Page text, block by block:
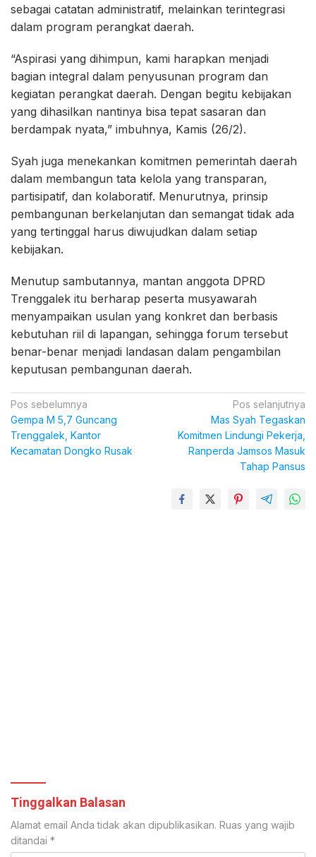
sebagai catatan administratif, melainkan terintegrasi
dalam program perangkat daerah.
“Aspirasi yang dihimpun, kami harapkan menjadi
bagian integral dalam penyusunan program dan
kegiatan perangkat daerah. Dengan begitu kebijakan
yang dihasilkan nantinya bisa tepat sasaran dan
berdampak nyata,” imbuhnya, Kamis (26/2).
Syah juga menekankan komitmen pemerintah daerah
dalam membangun tata kelola yang transparan,
partisipatif, dan kolaboratif. Menurutnya, prinsip
pembangunan berkelanjutan dan semangat tidak ada
yang tertinggal harus diwujudkan dalam setiap
kebijakan.
Menutup sambutannya, mantan anggota DPRD
Trenggalek itu berharap peserta musyawarah
menyampaikan usulan yang konkret dan berbasis
kebutuhan riil di lapangan, sehingga forum tersebut
benar-benar menjadi landasan dalam pengambilan
keputusan pembangunan daerah.
Navigasi
pos
Pos sebelumnya
Gempa M 5,7 Guncang
Trenggalek, Kantor
Kecamatan Dongko Rusak
Pos selanjutnya
Mas Syah Tegaskan
Komitmen Lindungi Pekerja,
Ranperda Jamsos Masuk
Tahap Pansus
Tinggalkan Balasan
Alamat email Anda tidak akan dipublikasikan. Ruas yang wajib
ditandai *